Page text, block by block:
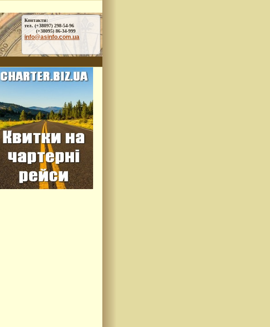
Контакти:
тел. (+38097) 298-54-96
(+38095) 86-34-999
info@asinfo.com.ua